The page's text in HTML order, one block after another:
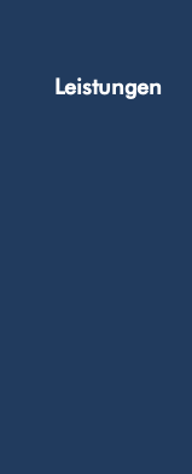
Leistungen